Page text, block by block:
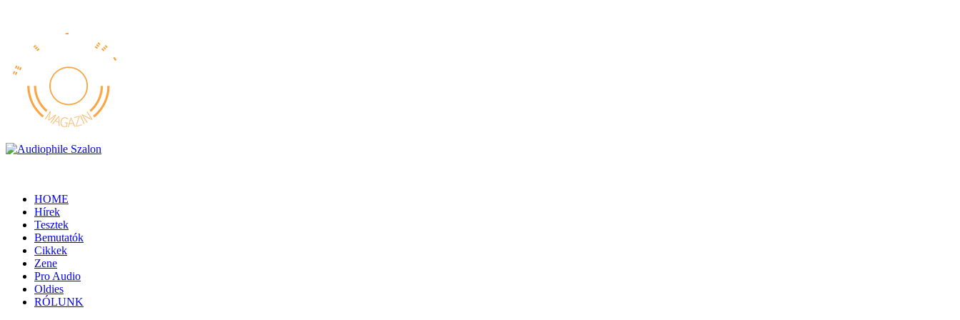
HOME
Hírek
Tesztek
Bemutatók
Cikkek
Zene
Pro Audio
Oldies
RÓLUNK